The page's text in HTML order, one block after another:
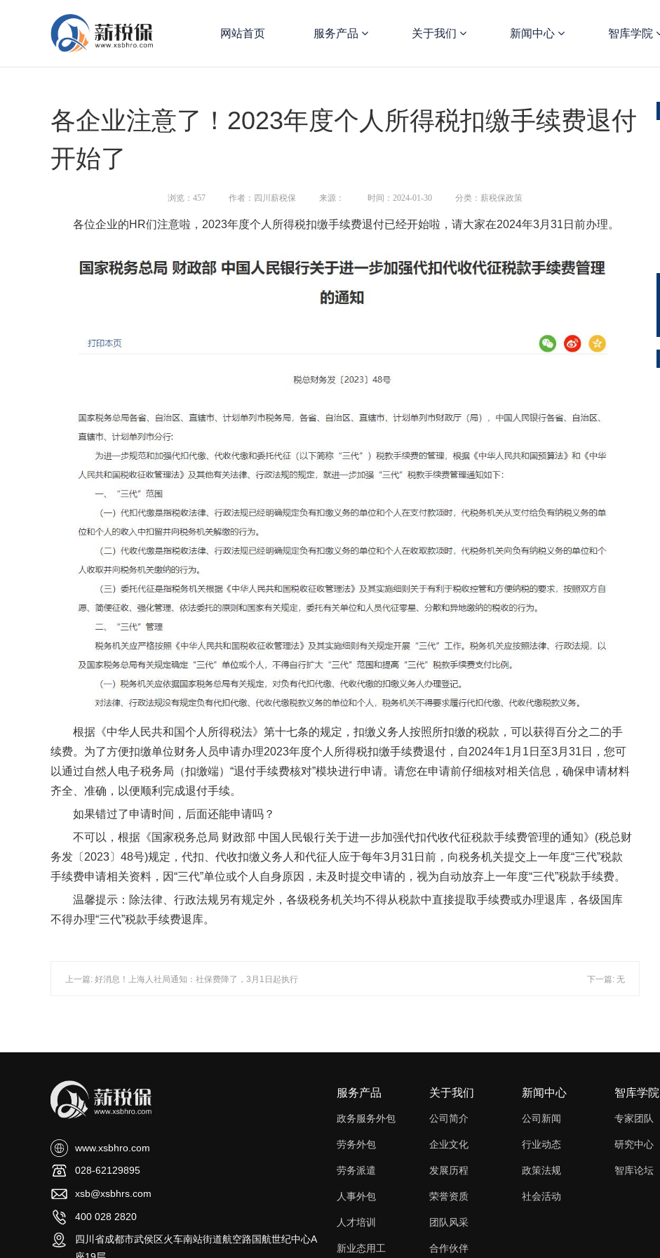
网站首页 服务产品 关于我们 新闻中心 智库学院
各企业注意了！2023年度个人所得税扣缴手续费退付
开始了
浏览： 457 作者：四川薪税保 来源： 时间：2024-01-30 分类：薪税保政策
各位企业的HR们注意啦，2023年度个人所得税扣缴手续费退付已经开始啦，请大家在2024年3月31日前办理。
根据《中华人民共和国个人所得税法》第十七条的规定，扣缴义务人按照所扣缴的税款，可以获得百分之二的手
续费。为了方便扣缴单位财务人员申请办理2023年度个人所得税扣缴手续费退付，自2024年1月1日至3月31日，您可
以通过自然人电子税务局（扣缴端）“退付手续费核对”模块进行申请。请您在申请前仔细核对相关信息，确保申请材料
齐全、准确，以便顺利完成退付手续。
如果错过了申请时间，后面还能申请吗？
不可以，根据《国家税务总局 财政部 中国人民银行关于进一步加强代扣代收代征税款手续费管理的通知》(税总财
务发〔2023〕48号)规定，代扣、代收扣缴义务人和代征人应于每年3月31日前，向税务机关提交上一年度“三代”税款
手续费申请相关资料，因“三代”单位或个人自身原因，未及时提交申请的，视为自动放弃上一年度“三代”税款手续费。
温馨提示：除法律、行政法规另有规定外，各级税务机关均不得从税款中直接提取手续费或办理退库，各级国库
不得办理“三代”税款手续费退库。
上一篇: 好消息！上海人社局通知：社保费降了，3月1日起执行 下一篇: 无
www.xsbhro.com
028-62129895
xsb@xsbhrs.com
400 028 2820
四川省成都市武侯区火车南站街道航空路国航世纪中心A
服务产品
政务服务外包
劳务外包
劳务派遣
人事外包
人才培训
新业态用工
关于我们
公司简介
企业文化
发展历程
荣誉资质
团队风采
合作伙伴
新闻中心
公司新闻
行业动态
政策法规
社会活动
智库学院
专家团队
研究中心
智库论坛